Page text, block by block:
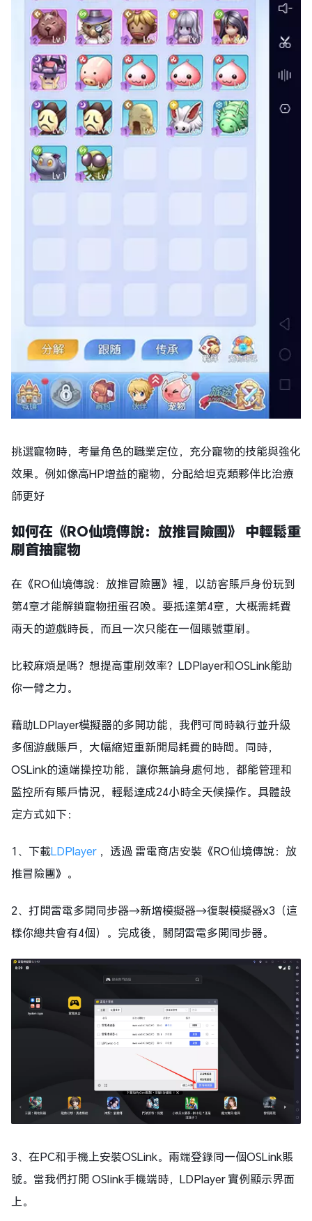
挑選寵物時，考量角色的職業定位，充分寵物的技能與強化
效果。例如像高HP增益的寵物，分配給坦克類夥伴比治療
師更好
如何在《RO仙境傳說：放推冒險團》 中輕鬆重
刷首抽寵物
在《RO仙境傳說：放推冒險團》裡，以訪客賬戶身份玩到
第4章才能解鎖寵物扭蛋召喚。要抵達第4章，大概需耗費
兩天的遊戲時長，而且一次只能在一個賬號重刷。
比較麻煩是嗎？想提高重刷效率？LDPlayer和OSLink能助
你一臂之力。
藉助LDPlayer模擬器的多開功能，我們可同時執行並升級
多個游戲賬戶，大幅縮短重新開局耗費的時間。同時，
OSLink的遠端操控功能，讓你無論身處何地，都能管理和
監控所有賬戶情況，輕鬆達成24小時全天候操作。具體設
定方式如下：
1、下載LDPlayer，透過 雷電商店安裝《RO仙境傳說：放
推冒險團》。
2、打開雷電多開同步器→新增模擬器→復製模擬器x3（這
樣你總共會有4個）。完成後，關閉雷電多開同步器。
3、在PC和手機上安裝OSLink。兩端登錄同一個OSLink賬
號。當我們打開 OSlink手機端時，LDPlayer 實例顯示界面
上。